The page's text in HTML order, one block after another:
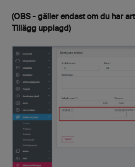
(OBS - gäller endast om du har
Tillägg upplagd)